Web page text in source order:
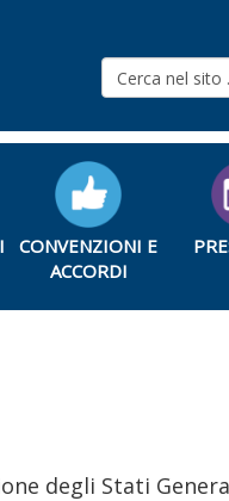
CONVENZIONI E
ACCORDI
degli Stati